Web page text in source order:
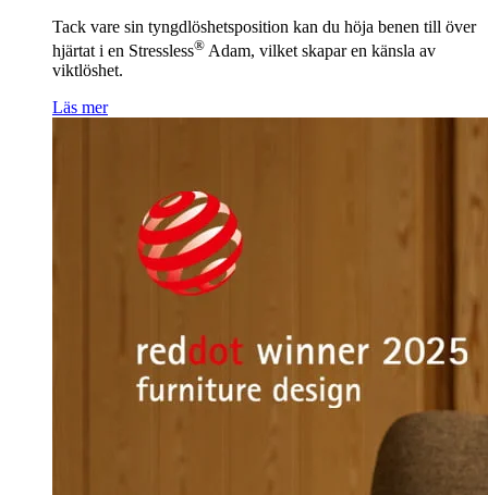
Tack vare sin tyngdlöshetsposition kan du höja benen till över
hjärtat i en Stressless® Adam, vilket skapar en känsla av
viktlöshet.
Läs mer